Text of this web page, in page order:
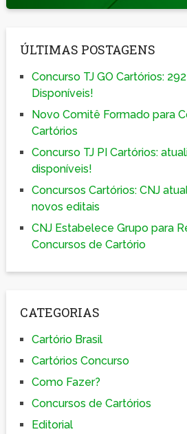
ÚLTIMAS POSTAGENS
Concurso TJ GO Cartórios:
Disponíveis!
Novo Comitê Formado para
Cartórios
Concurso TJ PI Cartórios:
disponíveis!
Concursos Cartórios: CNJ
novos editais
CNJ Estabelece Grupo para
Concursos de Cartório
CATEGORIAS
Cartório Brasil
Cartórios Concurso
Como Fazer?
Concursos de Cartórios
Editorial